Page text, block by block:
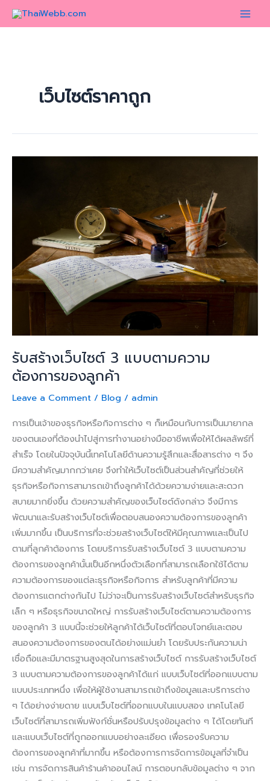
Skip
เว็บไซต์ราคาถูก
รับสร้างเว็บไซต์ 3 แบบตามความ
ต้องการของลูกค้า
Leave a Comment / Blog / admin
การเป็นเจ้าของธุรกิจหรือกิจการต่าง ๆ ก็เหมือนกับการเป็นมายากล
ของตนเองที่ต้องนำไปสู่การทำงานอย่างมืออาชีพเพื่อให้ได้ผลลัพธ์ที่
สำเร็จ โดยในปัจจุบันนี้เทคโนโลยีด้านความรู้สึกและสื่อสารต่าง ๆ จึง
มีความสำคัญมากกว่าเคย จึงทำให้เว็บไซต์เป็นส่วนสำคัญที่ช่วยให้
ธุรกิจหรือกิจการสามารถเข้าถึงลูกค้าได้ด้วยความง่ายและสะดวก
สบายมากยิ่งขึ้น ด้วยความสำคัญของเว็บไซต์ดังกล่าว จึงมีการ
พัฒนาและรับสร้างเว็บไซต์เพื่อตอบสนองความต้องการของลูกค้า
เพิ่มมากขึ้น เป็นบริการที่จะช่วยสร้างเว็บไซต์ให้มีคุณภาพและเป็นไป
ตามที่ลูกค้าต้องการ โดยบริการรับสร้างเว็บไซต์ 3 แบบตามความ
ต้องการของลูกค้านั้นเป็นอีกหนึ่งตัวเลือกที่สามารถเลือกใช้ได้ตาม
ความต้องการของแต่ละธุรกิจหรือกิจการ สำหรับลูกค้าที่มีความ
ต้องการแตกต่างกันไป ไม่ว่าจะเป็นการรับสร้างเว็บไซต์สำหรับธุรกิจ
เล็ก ๆ หรือธุรกิจขนาดใหญ่ การรับสร้างเว็บไซต์ตามความต้องการ
ของลูกค้า 3 แบบนี้จะช่วยให้ลูกค้าได้เว็บไซต์ที่ตอบโจทย์และตอบ
สนองความต้องการของตนได้อย่างแม่นยำ โดยรับประกันความน่า
เชื่อถือและมีมาตรฐานสูงสุดในการสร้างเว็บไซต์ การรับสร้างเว็บไซต์
3 แบบตามความต้องการของลูกค้าได้แก่ แบบเว็บไซต์ที่ออกแบบตาม
แบบประเภทหนึ่ง เพื่อให้ผู้ใช้งานสามารถเข้าถึงข้อมูลและบริการต่าง
ๆ ได้อย่างง่ายดาย แบบเว็บไซต์ที่ออกแบบในแบบสอง เทคโนโลยี
เว็บไซต์ที่สามารถเพิ่มฟังก์ชั่นหรือปรับปรุงข้อมูลต่าง ๆ ได้โดยทันที
และแบบเว็บไซต์ที่ถูกออกแบบอย่างละเอียด เพื่อรองรับความ
ต้องการของลูกค้าที่มากขึ้น หรือต้องการการจัดการข้อมูลที่จำเป็น
เช่น การจัดการสินค้าร้านค้าออนไลน์ การตอบกลับข้อมูลต่าง ๆ จาก
ความ
ต้องการ
ลูกค้า